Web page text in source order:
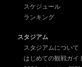
スケジュール
ランキング
スタジアム
スタジアムについて
はじめての観戦ガイ